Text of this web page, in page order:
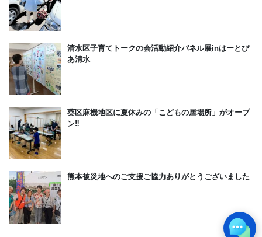
清水区子育てトークの会活動紹介パネル展inはーとぴ
あ清水
葵区麻機地区に夏休みの「こどもの居場所」がオープ
ン‼
熊本被災地へのご支援ご協力ありがとうございました